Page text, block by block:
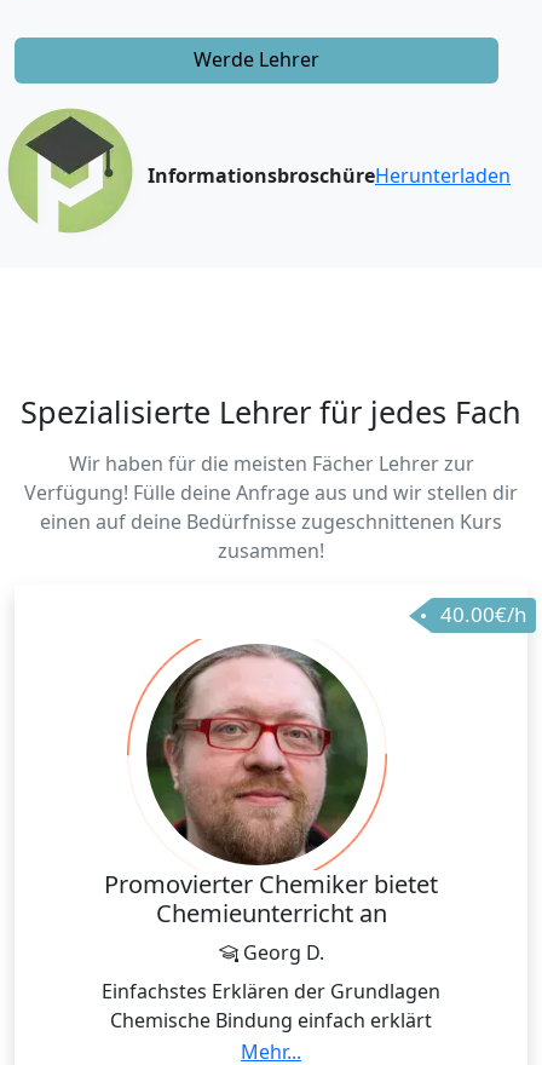
Werde Lehrer
InformationsbroschüreHerunterladen
Spezialisierte Lehrer für jedes Fach
Wir haben für die meisten Fächer Lehrer zur
Verfügung! Fülle deine Anfrage aus und wir stellen dir
einen auf deine Bedürfnisse zugeschnittenen Kurs
zusammen!
40.00€/h
Promovierter Chemiker bietet
Chemieunterricht an
Georg D.
Einfachstes Erklären der Grundlagen
Chemische Bindung einfach erklärt
Orbitale für Anfänger und Fortgeschrittene; alles
Mehr...